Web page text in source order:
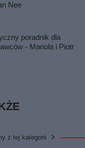
Nee
poradnik dla
- Mariola i Piotr
z tej kategorii